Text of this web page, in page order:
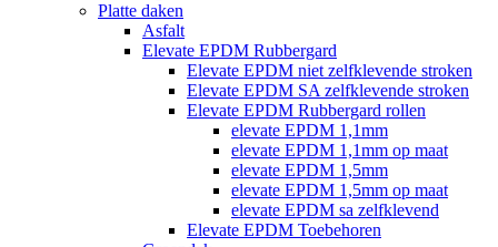
Platte daken
Asfalt
Elevate EPDM Rubbergard
Elevate EPDM niet zelfklevende stroken
Elevate EPDM SA zelfklevende stroken
Elevate EPDM Rubbergard rollen
elevate EPDM 1,1mm
elevate EPDM 1,1mm op maat
elevate EPDM 1,5mm
elevate EPDM 1,5mm op maat
elevate EPDM sa zelfklevend
Elevate EPDM Toebehoren